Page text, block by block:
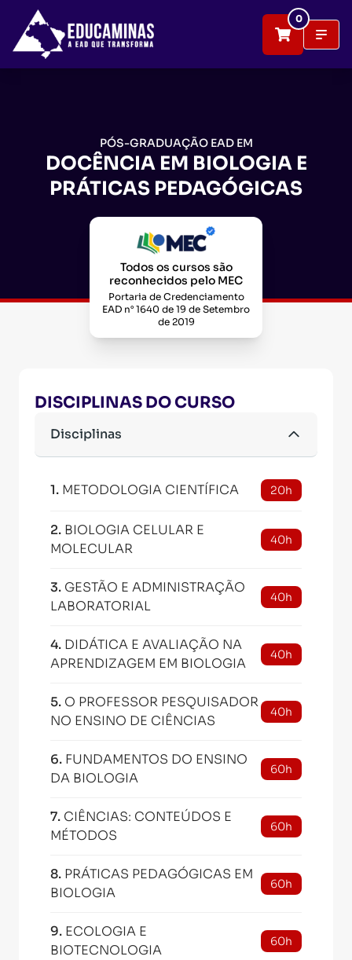
0
PÓS-GRADUAÇÃO EAD EM
DOCÊNCIA EM BIOLOGIA E
PRÁTICAS PEDAGÓGICAS
Todos os cursos são
reconhecidos pelo MEC
Portaria de Credenciamento
EAD n° 1640 de 19 de Setembro
de 2019
DISCIPLINAS DO CURSO
Disciplinas
1. METODOLOGIA CIENTÍFICA 20h
2. BIOLOGIA CELULAR E
MOLECULAR
40h
3. GESTÃO E ADMINISTRAÇÃO
LABORATORIAL
40h
4. DIDÁTICA E AVALIAÇÃO NA
APRENDIZAGEM EM BIOLOGIA
40h
5. O PROFESSOR PESQUISADOR
NO ENSINO DE CIÊNCIAS
40h
6. FUNDAMENTOS DO ENSINO
DA BIOLOGIA
60h
7. CIÊNCIAS: CONTEÚDOS E
MÉTODOS
60h
8. PRÁTICAS PEDAGÓGICAS EM
BIOLOGIA
60h
9. ECOLOGIA E
BIOTECNOLOGIA
60h